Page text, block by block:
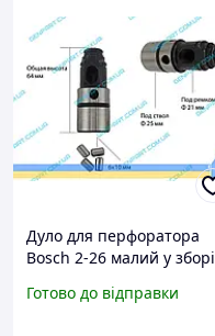
Дуло для перфоратора
Bosch 2-26 малий у зборі
Готово до відправки